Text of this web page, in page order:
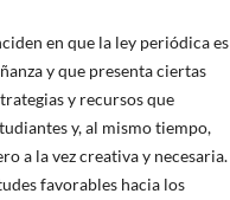
en que la ley periódica es
y que presenta ciertas
y recursos que
y, al mismo tiempo,
a la vez creativa y necesaria.
favorables hacia los